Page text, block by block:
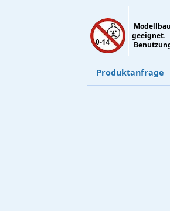
geeignet.
Produktanfrage